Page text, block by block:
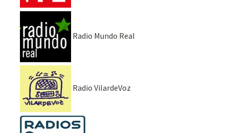
Radio Mundo Real
Radio VilardeVoz